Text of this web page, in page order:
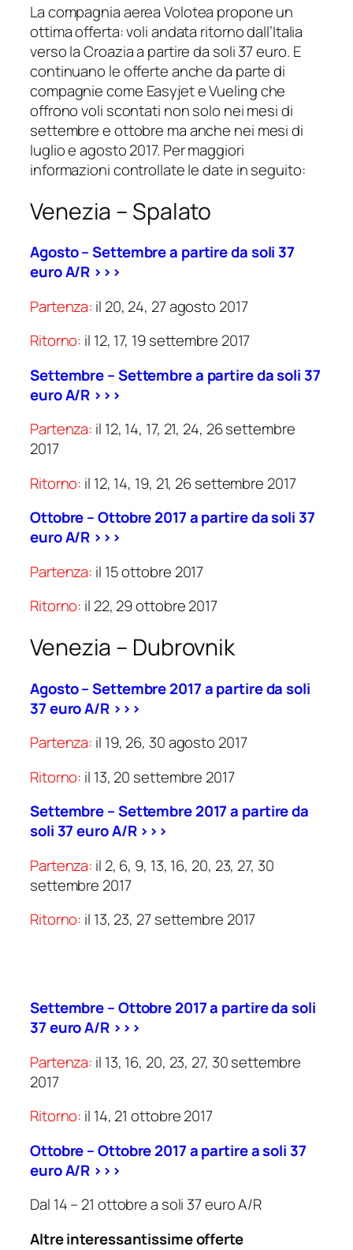
La compagnia aerea Volotea propone un
ottima offerta: voli andata ritorno dall’Italia
verso la Croazia a partire da soli 37 euro. E
continuano le offerte anche da parte di
compagnie come Easyjet e Vueling che
offrono voli scontati non solo nei mesi di
settembre e ottobre ma anche nei mesi di
luglio e agosto 2017. Per maggiori
informazioni controllate le date in seguito:
Venezia – Spalato
Agosto – Settembre a partire da soli 37
euro A/R >>>
Partenza: il 20, 24, 27 agosto 2017
Ritorno: il 12, 17, 19 settembre 2017
Settembre – Settembre a partire da soli 37
euro A/R >>>
Partenza: il 12, 14, 17, 21, 24, 26 settembre
2017
Ritorno: il 12, 14, 19, 21, 26 settembre 2017
Ottobre – Ottobre 2017 a partire da soli 37
euro A/R >>>
Partenza: il 15 ottobre 2017
Ritorno: il 22, 29 ottobre 2017
Venezia – Dubrovnik
Agosto – Settembre 2017 a partire da soli
37 euro A/R >>>
Partenza: il 19, 26, 30 agosto 2017
Ritorno: il 13, 20 settembre 2017
Settembre – Settembre 2017 a partire da
soli 37 euro A/R >>>
Partenza: il 2, 6, 9, 13, 16, 20, 23, 27, 30
settembre 2017
Ritorno: il 13, 23, 27 settembre 2017
Settembre – Ottobre 2017 a partire da soli
37 euro A/R >>>
Partenza: il 13, 16, 20, 23, 27, 30 settembre
2017
Ritorno: il 14, 21 ottobre 2017
Ottobre – Ottobre 2017 a partire a soli 37
euro A/R >>>
Dal 14 – 21 ottobre a soli 37 euro A/R
Altre interessantissime offerte